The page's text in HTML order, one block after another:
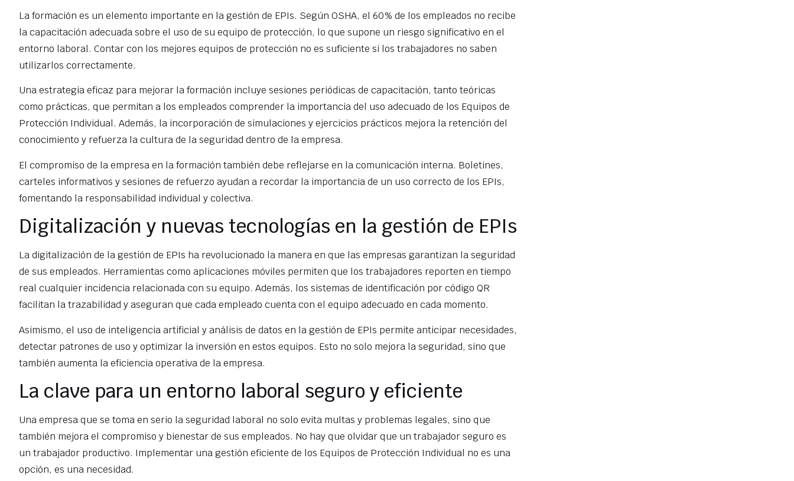
La formación es un elemento importante en la gestión de EPIs. Según OSHA, el 60% de los empleados no recibe
la capacitación adecuada sobre el uso de su equipo de protección, lo que supone un riesgo significativo en el
entorno laboral. Contar con los mejores equipos de protección no es suficiente si los trabajadores no saben
utilizarlos correctamente.
Una estrategia eficaz para mejorar la formación incluye sesiones periódicas de capacitación, tanto teóricas
como prácticas, que permitan a los empleados comprender la importancia del uso adecuado de los Equipos de
Protección Individual. Además, la incorporación de simulaciones y ejercicios prácticos mejora la retención del
conocimiento y refuerza la cultura de la seguridad dentro de la empresa.
El compromiso de la empresa en la formación también debe reflejarse en la comunicación interna. Boletines,
carteles informativos y sesiones de refuerzo ayudan a recordar la importancia de un uso correcto de los EPIs,
fomentando la responsabilidad individual y colectiva.
Digitalización y nuevas tecnologías en la gestión de EPIs
La digitalización de la gestión de EPIs ha revolucionado la manera en que las empresas garantizan la seguridad
de sus empleados. Herramientas como aplicaciones móviles permiten que los trabajadores reporten en tiempo
real cualquier incidencia relacionada con su equipo. Además, los sistemas de identificación por código QR
facilitan la trazabilidad y aseguran que cada empleado cuenta con el equipo adecuado en cada momento.
Asimismo, el uso de inteligencia artificial y análisis de datos en la gestión de EPIs permite anticipar necesidades,
detectar patrones de uso y optimizar la inversión en estos equipos. Esto no solo mejora la seguridad, sino que
también aumenta la eficiencia operativa de la empresa.
La clave para un entorno laboral seguro y eficiente
Una empresa que se toma en serio la seguridad laboral no solo evita multas y problemas legales, sino que
también mejora el compromiso y bienestar de sus empleados. No hay que olvidar que un trabajador seguro es
un trabajador productivo. Implementar una gestión eficiente de los Equipos de Protección Individual no es una
opción, es una necesidad.